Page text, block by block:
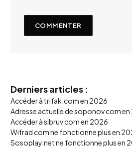
Derniers articles :
Accéder à trifak.com en 2026
Adresse actuelle de soponov com
Accéder à sibruv com en 2026
Wifrad com ne fonctionne plus en
Sosoplay.net ne fonctionne plus en